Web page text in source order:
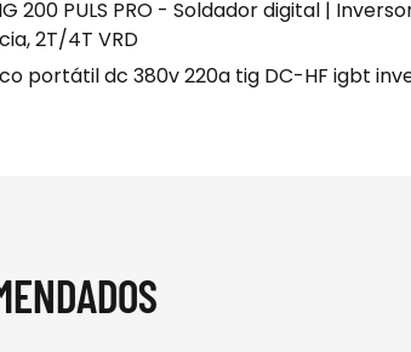
200 PULS PRO - Soldador digital |
2T/4T VRD
portátil dc 380v 220a tig DC-HF igbt